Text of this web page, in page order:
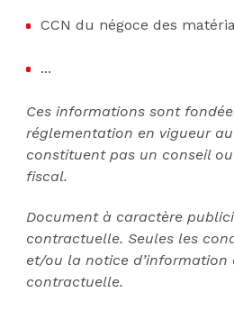
CCN du négoce des
...
Ces informations sont
réglementation en vigueur
constituent pas un conseil
fiscal.
Document à caractère
contractuelle. Seules les
et/ou la notice d’information
contractuelle.